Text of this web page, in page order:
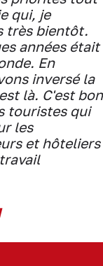
qui, je
très bientôt.
années était
En
inversé la
là. C'est bon
touristes qui
les
et hôteliers